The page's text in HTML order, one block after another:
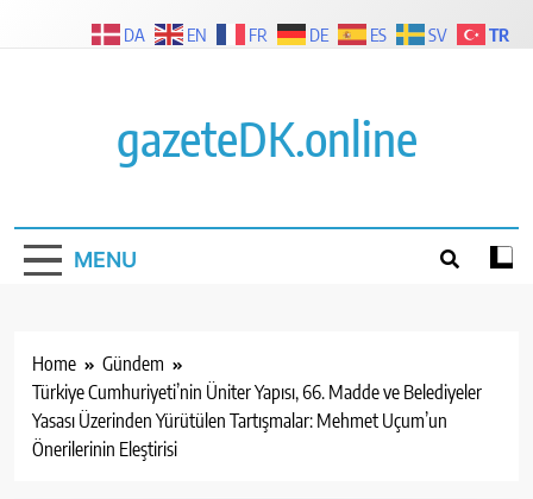
gazeteDK.online
MENU
Home
Gündem
Türkiye Cumhuriyeti’nin Üniter Yapısı, 66. Madde ve Belediyeler
Yasası Üzerinden Yürütülen Tartışmalar: Mehmet Uçum’un
Önerilerinin Eleştirisi
DA EN FR DE ES SV TR